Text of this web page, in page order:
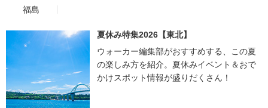
福島
夏休み特集2026【東北】
ウォーカー編集部がおすすめする、この夏
の楽しみ方を紹介。夏休みイベント＆おで
かけスポット情報が盛りだくさん！